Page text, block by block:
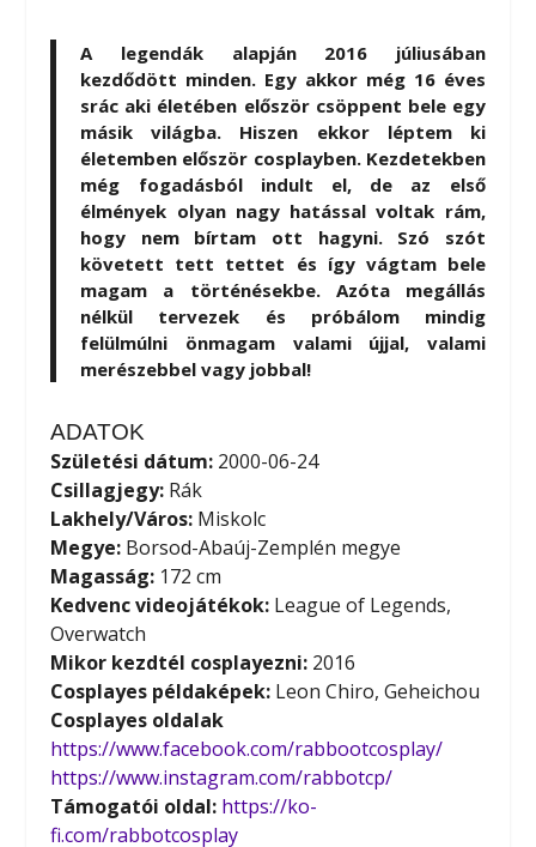
A legendák alapján 2016 júliusában
kezdődött minden. Egy akkor még 16 éves
srác aki életében először csöppent bele egy
másik világba. Hiszen ekkor léptem ki
életemben először cosplayben. Kezdetekben
még fogadásból indult el, de az első
élmények olyan nagy hatással voltak rám,
hogy nem bírtam ott hagyni. Szó szót
követett tett tettet és így vágtam bele
magam a történésekbe. Azóta megállás
nélkül tervezek és próbálom mindig
felülmúlni önmagam valami újjal, valami
merészebbel vagy jobbal!
ADATOK
Születési dátum: 2000-06-24
Csillagjegy: Rák
Lakhely/Város: Miskolc
Megye: Borsod-Abaúj-Zemplén megye
Magasság: 172 cm
Kedvenc videojátékok: League of Legends,
Overwatch
Mikor kezdtél cosplayezni: 2016
Cosplayes példaképek: Leon Chiro, Geheichou
Cosplayes oldalak
https://www.facebook.com/rabbootcosplay/
https://www.instagram.com/rabbotcp/
Támogatói oldal: https://ko-
fi.com/rabbotcosplay